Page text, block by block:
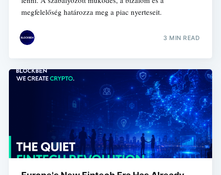
megfelelőség határozza meg a piac nyerteseit.
3 MIN READ